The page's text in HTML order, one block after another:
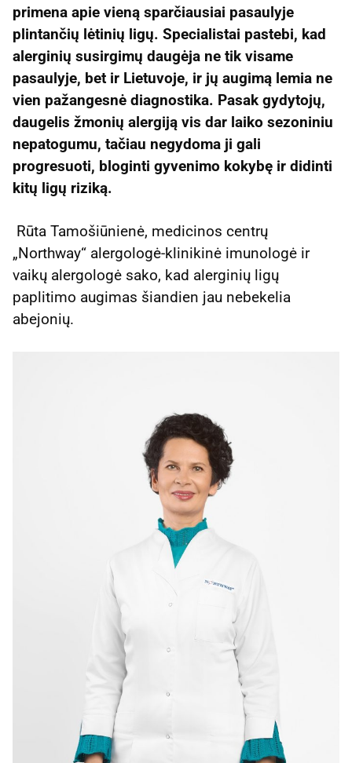
primena apie vieną sparčiausiai pasaulyje
plintančių lėtinių ligų. Specialistai pastebi, kad
alerginių susirgimų daugėja ne tik visame
pasaulyje, bet ir Lietuvoje, ir jų augimą lemia ne
vien pažangesnė diagnostika. Pasak gydytojų,
daugelis žmonių alergiją vis dar laiko sezoniniu
nepatogumu, tačiau negydoma ji gali
progresuoti, bloginti gyvenimo kokybę ir didinti
kitų ligų riziką.
Rūta Tamošiūnienė, medicinos centrų
„Northway“ alergologė-klinikinė imunologė ir
vaikų alergologė sako, kad alerginių ligų
paplitimo augimas šiandien jau nebekelia
abejonių.